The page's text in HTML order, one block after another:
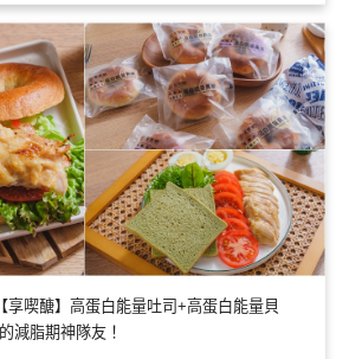
享喫醣】高蛋白能量吐司+高蛋白能量貝
減脂期神隊友！